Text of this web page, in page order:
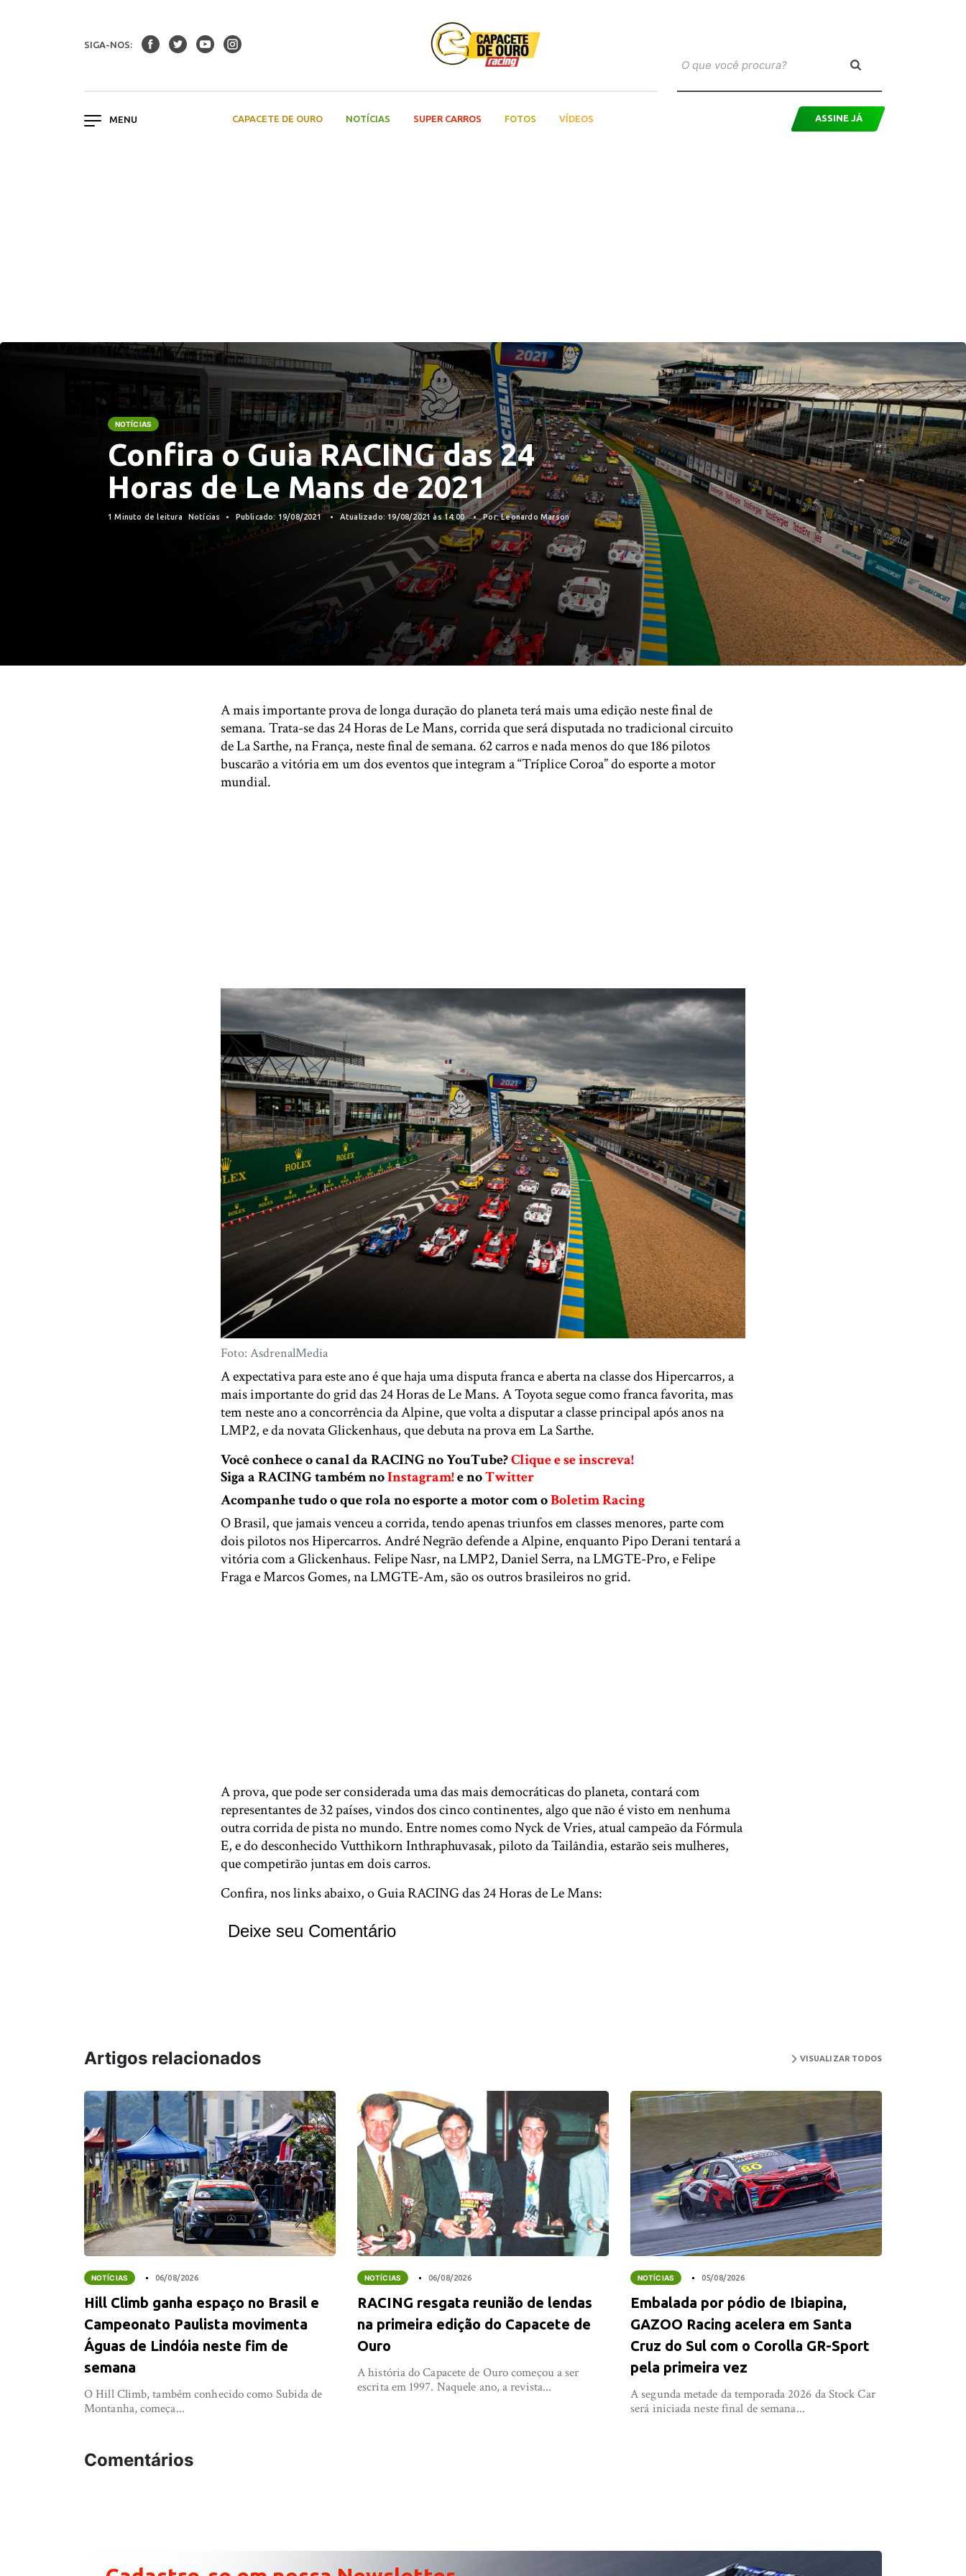
SIGA-NOS:
CAPACETE DE OURO NOTÍCIAS SUPER CARROS FOTOS VÍDEOS ASSINE JÁ
NOTÍCIAS
Confira o Guia RACING das 24
Horas de Le Mans de 2021
1 Minuto de leitura Notícias Publicado: 19/08/2021 Atualizado: 19/08/2021 às 14:00 Por: Leonardo Marson
A mais importante prova de longa duração do planeta terá mais uma edição neste final de
semana. Trata-se das 24 Horas de Le Mans, corrida que será disputada no tradicional circuito
de La Sarthe, na França, neste final de semana. 62 carros e nada menos do que 186 pilotos
buscarão a vitória em um dos eventos que integram a “Tríplice Coroa” do esporte a motor
mundial.
Foto: AsdrenalMedia
A expectativa para este ano é que haja uma disputa franca e aberta na classe dos Hipercarros, a
mais importante do grid das 24 Horas de Le Mans. A Toyota segue como franca favorita, mas
tem neste ano a concorrência da Alpine, que volta a disputar a classe principal após anos na
LMP2, e da novata Glickenhaus, que debuta na prova em La Sarthe.
Você conhece o canal da RACING no YouTube?Clique e se inscreva!
Siga a RACING também noInstagram!e noTwitter
Acompanhe tudo o que rola no esporte a motor com oBoletim Racing
O Brasil, que jamais venceu a corrida, tendo apenas triunfos em classes menores, parte com
dois pilotos nos Hipercarros. André Negrão defende a Alpine, enquanto Pipo Derani tentará a
vitória com a Glickenhaus. Felipe Nasr, na LMP2, Daniel Serra, na LMGTE-Pro, e Felipe
Fraga e Marcos Gomes, na LMGTE-Am, são os outros brasileiros no grid.
A prova, que pode ser considerada uma das mais democráticas do planeta, contará com
representantes de 32 países, vindos dos cinco continentes, algo que não é visto em nenhuma
outra corrida de pista no mundo. Entre nomes como Nyck de Vries, atual campeão da Fórmula
E, e do desconhecido Vutthikorn Inthraphuvasak, piloto da Tailândia, estarão seis mulheres,
que competirão juntas em dois carros.
Confira, nos links abaixo, o Guia RACING das 24 Horas de Le Mans:
Deixe seu Comentário
Artigos relacionados VISUALIZAR TODOS
NOTÍCIAS 06/08/2026
Hill Climb ganha espaço no Brasil e
Campeonato Paulista movimenta
Águas de Lindóia neste fim de
semana
O Hill Climb, também conhecido como Subida de
Montanha, começa...
NOTÍCIAS 06/08/2026
RACING resgata reunião de lendas
na primeira edição do Capacete de
Ouro
A história do Capacete de Ouro começou a ser
escrita em 1997. Naquele ano, a revista...
NOTÍCIAS 05/08/2026
Embalada por pódio de Ibiapina,
GAZOO Racing acelera em Santa
Cruz do Sul com o Corolla GR-Sport
pela primeira vez
A segunda metade da temporada 2026 da Stock Car
será iniciada neste final de semana...
Comentários